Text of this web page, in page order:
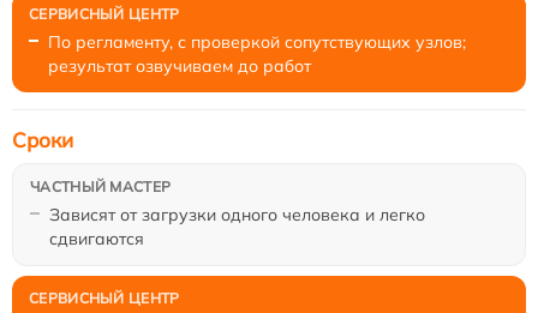
По регламенту, с проверкой сопутствующих узлов;
результат озвучиваем до работ
Зависят от загрузки одного человека и легко
сдвигаются
Сроки